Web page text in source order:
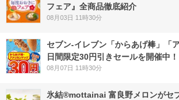
フェア』全商品徹底紹介
08月03日 11時30分
セブン‐イレブン「からあげ棒」「
日間限定30円引きセールを開催中！
08月07日 11時30分
氷結®mottainai 富良野メロンがセ